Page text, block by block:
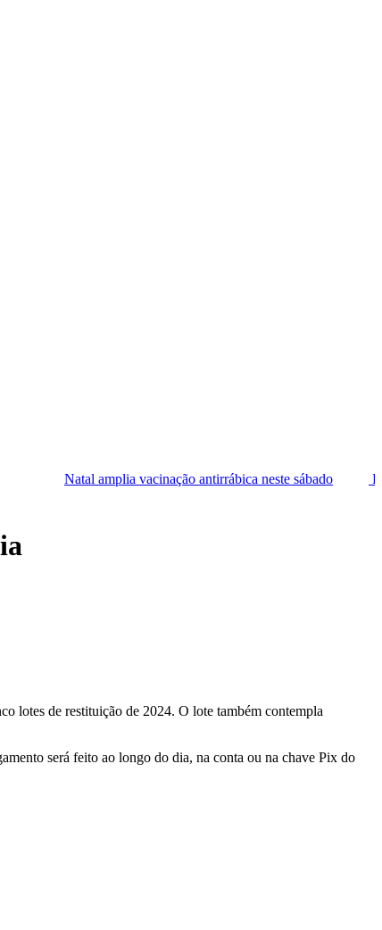
amplia vacinação antirrábica neste sábado
Festival Sesc de
lotes de restituição de 2024. O lote também contempla
será feito ao longo do dia, na conta ou na chave Pix do